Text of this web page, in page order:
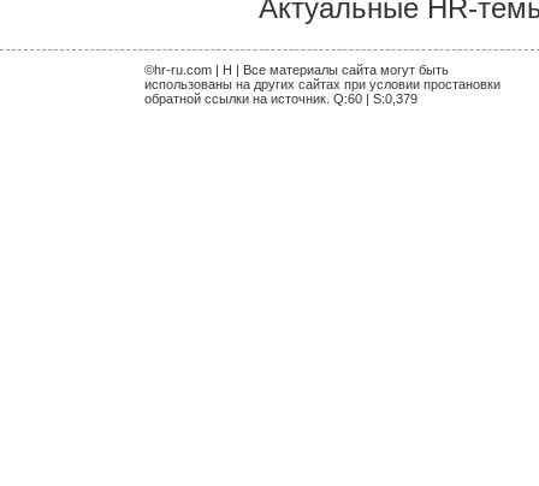
Актуальные HR-
©hr-ru.com | H | Все материалы сайта могут быть
использованы на других сайтах при условии простановки
обратной ссылки на источник. Q:60 | S:0,379